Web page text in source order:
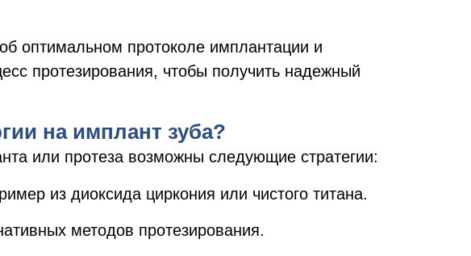
оптимальном протоколе имплантации и
протезирования, чтобы получить надежный
на имплант зуба?
или протеза возможны следующие стратегии:
из диоксида циркония или чистого титана.
методов протезирования.